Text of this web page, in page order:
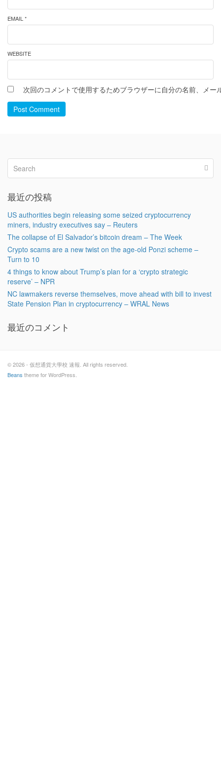
EMAIL *
WEBSITE
次回のコメントで使用するためブラウザーに自分の名前、メー
Post Comment
最近の投稿
US authorities begin releasing some seized cryptocurrency
miners, industry executives say – Reuters
The collapse of El Salvador’s bitcoin dream – The Week
Crypto scams are a new twist on the age-old Ponzi scheme –
Turn to 10
4 things to know about Trump’s plan for a ‘crypto strategic
reserve’ – NPR
NC lawmakers reverse themselves, move ahead with bill to invest
State Pension Plan in cryptocurrency – WRAL News
最近のコメント
© 2026 - 仮想通貨大學校 速報. All rights reserved.
Beans theme for WordPress.